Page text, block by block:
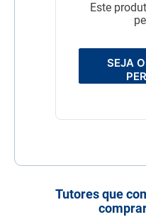
Este
SEJA
Tutores que